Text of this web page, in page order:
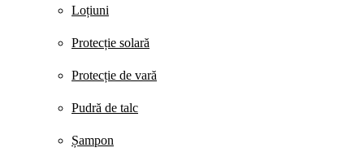
Loțiuni
Protecție solară
Protecție de vară
Pudră de talc
Șampon